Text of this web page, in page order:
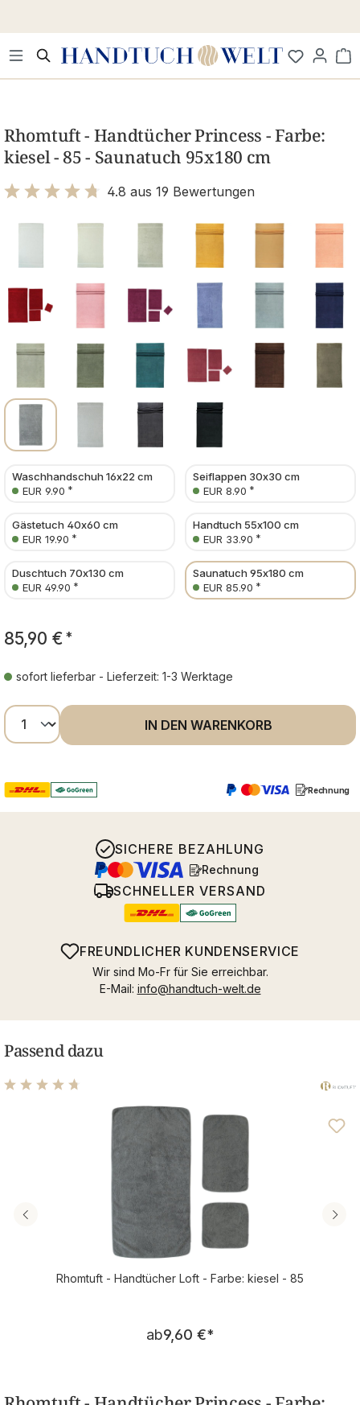
Rhomtuft - Handtücher Princess - Farbe:
kiesel - 85 - Saunatuch 95x180 cm
4.8 aus 19 Bewertungen
Waschhandschuh 16x22 cm
EUR 9.90 *
Seiflappen 30x30 cm
EUR 8.90 *
Gästetuch 40x60 cm
EUR 19.90 *
Handtuch 55x100 cm
EUR 33.90 *
Duschtuch 70x130 cm
EUR 49.90 *
Saunatuch 95x180 cm
EUR 85.90 *
85,90 € *
sofort lieferbar - Lieferzeit: 1-3 Werktage
Produkt Anzahl: Gib den gewünschten
IN DEN WARENKORB
Rechnung
SICHERE BEZAHLUNG
Rechnung
SCHNELLER VERSAND
FREUNDLICHER KUNDENSERVICE
Wir sind Mo-Fr für Sie erreichbar.
E-Mail: info@handtuch-welt.de
Passend dazu
Durchschnittliche Bewertung von 4.79 von 5 Sternen
Rhomtuft - Handtücher Loft - Farbe: kiesel - 85
Regulärer Preis:
ab9,60 €*